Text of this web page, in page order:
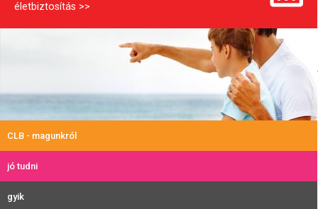
életbiztosítás
CLB - magunkról
jó tudni
gyik